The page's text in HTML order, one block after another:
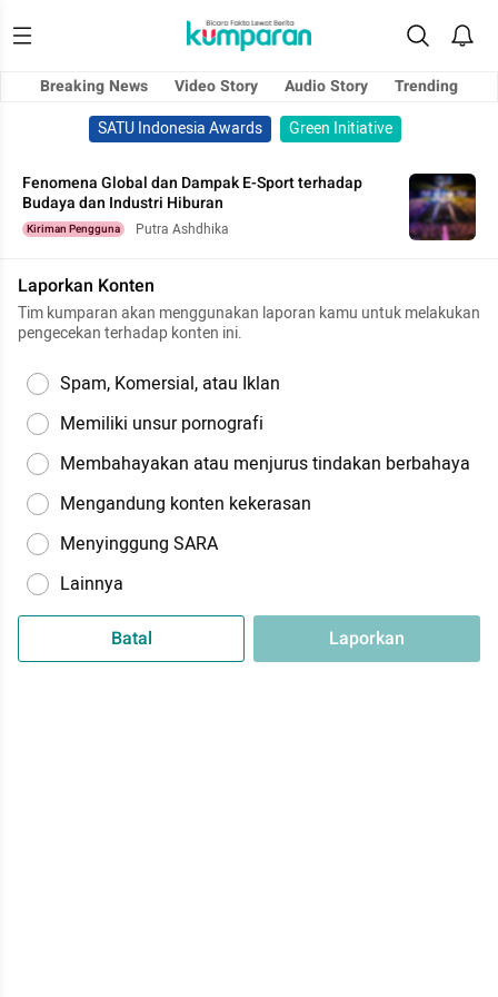
Breaking News Video Story Audio Story
Trending
SATU Indonesia Awards
Green Initiative
Fenomena Global dan Dampak E-Sport terhadap
Budaya dan Industri Hiburan
Kiriman Pengguna Putra Ashdhika
Laporkan Konten
Tim kumparan akan menggunakan laporan kamu untuk melakukan
pengecekan terhadap konten ini.
Spam, Komersial, atau Iklan
Memiliki unsur pornografi
Membahayakan atau menjurus tindakan berbahaya
Mengandung konten kekerasan
Menyinggung SARA
Lainnya
Batal Laporkan